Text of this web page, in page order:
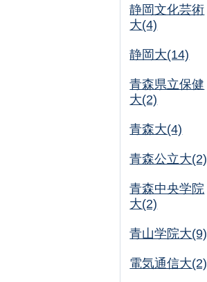
静岡文化芸術
大(4)
静岡大(14)
青森県立保健
大(2)
青森大(4)
青森公立大(2)
青森中央学院
大(2)
青山学院大(9)
電気通信大(2)